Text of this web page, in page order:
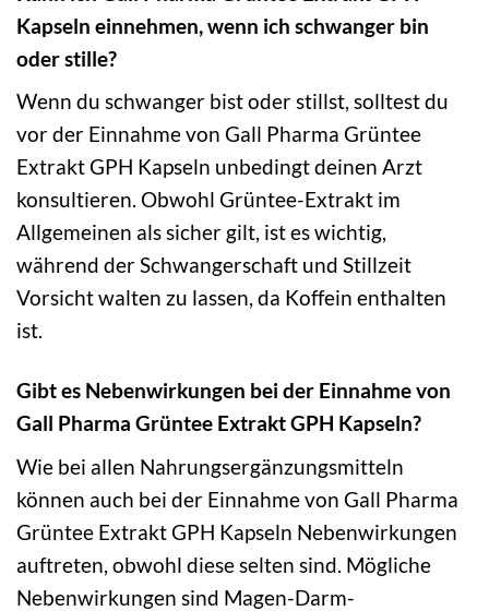
Kapseln einnehmen, wenn ich schwanger bin
oder stille?
Wenn du schwanger bist oder stillst, solltest du
vor der Einnahme von Gall Pharma Grüntee
Extrakt GPH Kapseln unbedingt deinen Arzt
konsultieren. Obwohl Grüntee-Extrakt im
Allgemeinen als sicher gilt, ist es wichtig,
während der Schwangerschaft und Stillzeit
Vorsicht walten zu lassen, da Koffein enthalten
ist.
Gibt es Nebenwirkungen bei der Einnahme von
Gall Pharma Grüntee Extrakt GPH Kapseln?
Wie bei allen Nahrungsergänzungsmitteln
können auch bei der Einnahme von Gall Pharma
Grüntee Extrakt GPH Kapseln Nebenwirkungen
auftreten, obwohl diese selten sind. Mögliche
Nebenwirkungen sind Magen-Darm-